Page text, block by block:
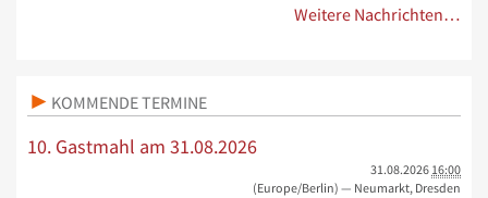
Weitere Nachrichten…
KOMMENDE TERMINE
10. Gastmahl am 31.08.2026
31.08.2026 16:00
(Europe/Berlin) — Neumarkt, Dresden